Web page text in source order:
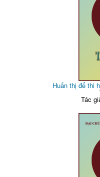
Huấn thị để thi
Tác